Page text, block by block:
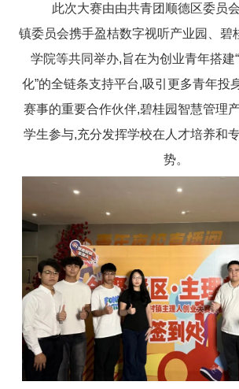
此次大赛由由共青团顺德区委员
镇委员会携手盈桔数字视听产业园、碧
学院等共同举办,旨在为创业青年搭建
化”的全链条支持平台,吸引更多青年投
赛事的重要合作伙伴,碧桂园智慧管理
学生参与,充分发挥学校在人才培养和
势。